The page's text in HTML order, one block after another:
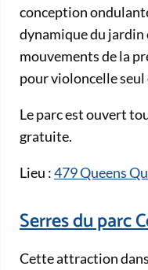
conception
dynamique du jardin
mouvements de la
pour violoncelle seul
Le parc est ouvert
gratuite.
Lieu :479 Queens
Serres du parc
Cette attraction